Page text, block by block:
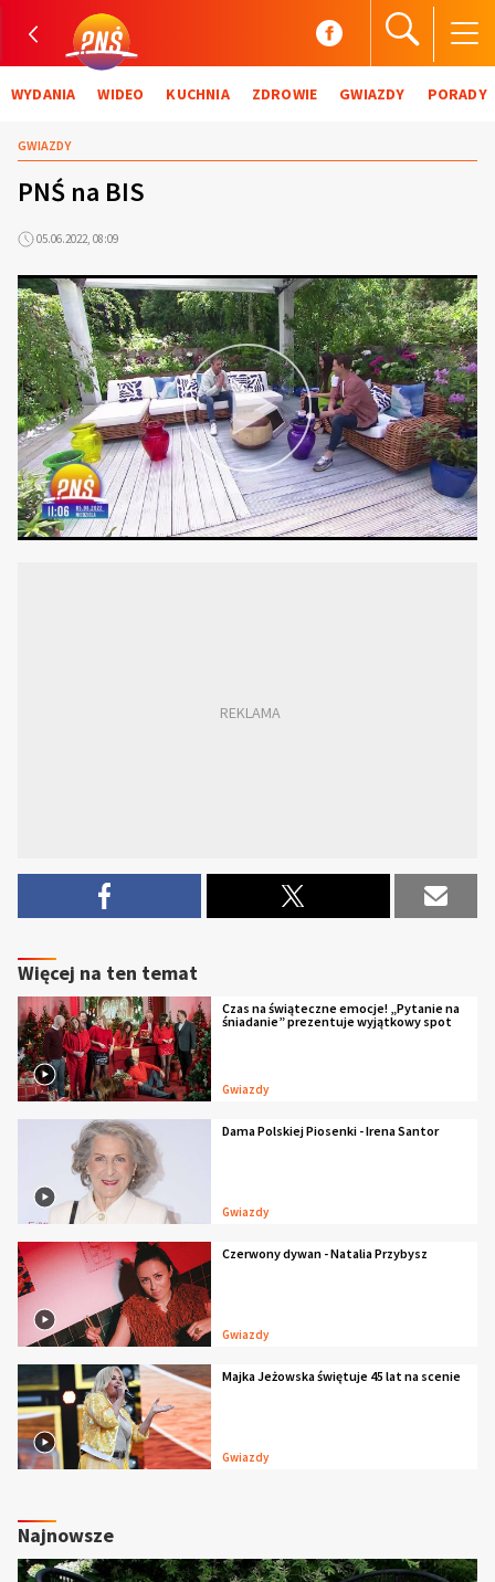
WYDANIA WIDEO KUCHNIA ZDROWIE GWIAZDY PORADY
GWIAZDY
PNŚ na BIS
05.06.2022, 08:09
Więcej na ten temat
Czas na świąteczne emocje! „Pytanie na
śniadanie” prezentuje wyjątkowy spot
Gwiazdy
Dama Polskiej Piosenki - Irena Santor
Gwiazdy
Czerwony dywan - Natalia Przybysz
Gwiazdy
Majka Jeżowska świętuje 45 lat na scenie
Gwiazdy
Najnowsze